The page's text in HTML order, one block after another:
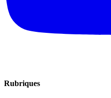
Rubriques